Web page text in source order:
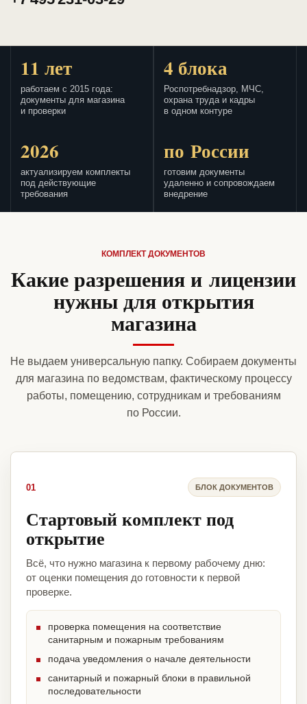
11 лет
работаем с 2015 года:
документы для магазина
и проверки
4 блока
Роспотребнадзор, МЧС,
охрана труда и кадры
в одном контуре
2026
актуализируем комплекты
под действующие
требования
по России
готовим документы
удаленно и сопровождаем
внедрение
КОМПЛЕКТ ДОКУМЕНТОВ
Какие разрешения и лицензии
нужны для открытия
магазина
Не выдаем универсальную папку. Собираем документы
для магазина по ведомствам, фактическому процессу
работы, помещению, сотрудникам и требованиям
по России.
01 БЛОК ДОКУМЕНТОВ
Стартовый комплект под
открытие
Всё, что нужно магазина к первому рабочему дню:
от оценки помещения до готовности к первой
проверке.
проверка помещения на соответствие
санитарным и пожарным требованиям
подача уведомления о начале деятельности
санитарный и пожарный блоки в правильной
последовательности